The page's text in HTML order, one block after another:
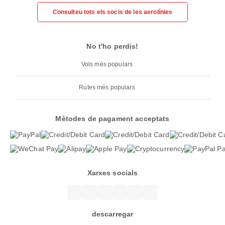
Consulteu tots els socis de les aerolínies
No t'ho perdis!
Vols més populars
Rutes més populars
Mètodes de pagament acceptats
Xarxes socials
descarregar